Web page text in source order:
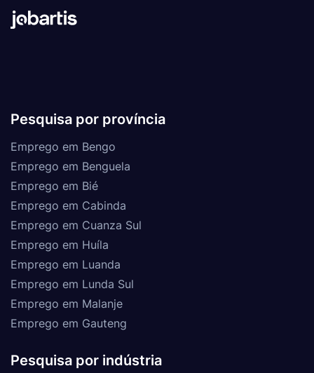
Pesquisa por província
Emprego em Bengo
Emprego em Benguela
Emprego em Bié
Emprego em Cabinda
Emprego em Cuanza Sul
Emprego em Huíla
Emprego em Luanda
Emprego em Lunda Sul
Emprego em Malanje
Emprego em Gauteng
Pesquisa por indústria